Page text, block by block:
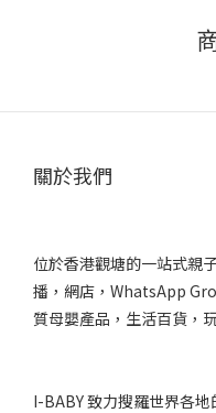
關於我們
位於香港觀塘的一站式親
播，網店，WhatsApp
質母嬰產品，生活百貨，
I-BABY 致力搜羅世界各